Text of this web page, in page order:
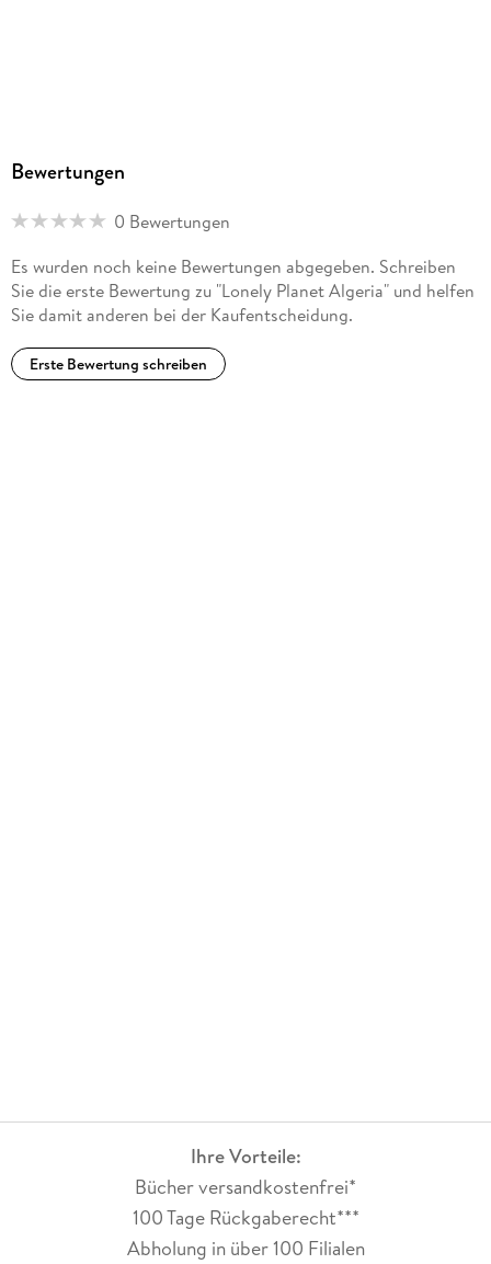
Bewertungen
0 Bewertungen
Es wurden noch keine Bewertungen abgegeben. Schreiben
Sie die erste Bewertung zu "Lonely Planet Algeria" und helfen
Sie damit anderen bei der Kaufentscheidung.
Erste Bewertung schreiben
Ihre Vorteile:
Bücher versandkostenfrei*
100 Tage Rückgaberecht***
Abholung in über 100 Filialen